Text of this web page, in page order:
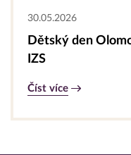
30.05.2026
Dětský den
IZS
Číst více